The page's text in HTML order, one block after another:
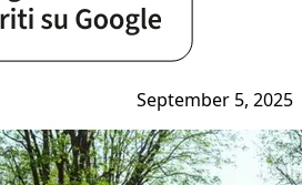
September 5, 2025